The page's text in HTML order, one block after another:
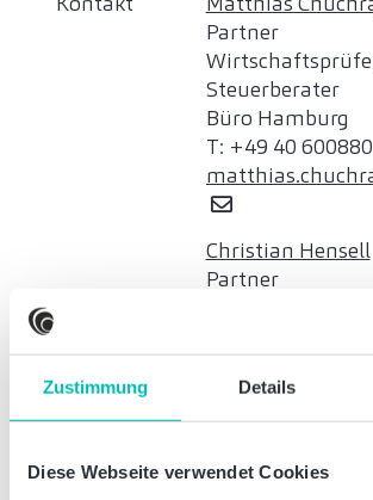
Zustimmung Details
Diese Webseite verwendet Cookies
Partner
Steuerberater
Büro Hamburg
T: +49 40
Christian Hensell
Partner
Rechtsanwalt,
Fachanwalt für
Büro Hamburg
T: +49 40